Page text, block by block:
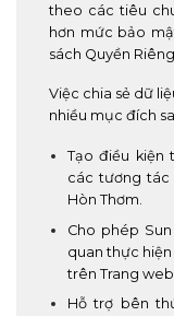
theo các tiêu
hơn mức bảo
sách Quyền
Việc chia sẻ dữ
nhiều mục đích
Tạo điều kiện
các tương tác
Hòn Thơm.
Cho phép
quan thực
trên Trang web.
Hỗ trợ bên